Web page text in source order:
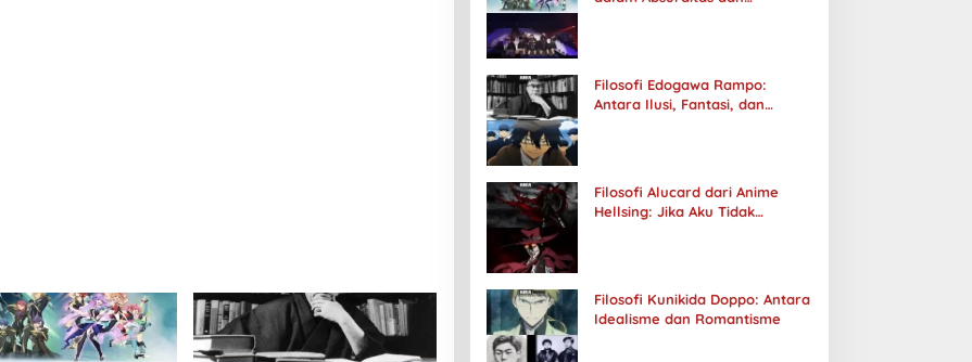
Filosofi Edogawa Rampo:
Antara Ilusi, Fantasi, dan
Filosofi Alucard dari Anime
Hellsing: Jika Aku Tidak
Filosofi Kunikida Doppo: Antara
Idealisme dan Romantisme